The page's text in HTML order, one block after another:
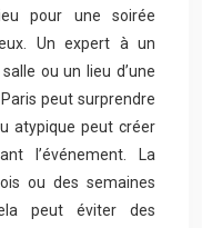
pour une soirée
Un expert à un
ou un lieu d’une
peut surprendre
atypique peut créer
l’événement. La
ou des semaines
peut éviter des